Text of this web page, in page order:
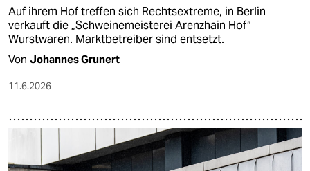
Auf ihrem Hof treffen sich Rechtsextreme, in Berlin
verkauft die „Schweinemeisterei Arenzhain Hof“
Wurstwaren. Marktbetreiber sind entsetzt.
Von Johannes Grunert
11.6.2026